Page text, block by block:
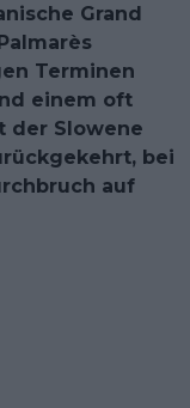
Grand
Terminen
einem oft
der Slowene
bei
auf